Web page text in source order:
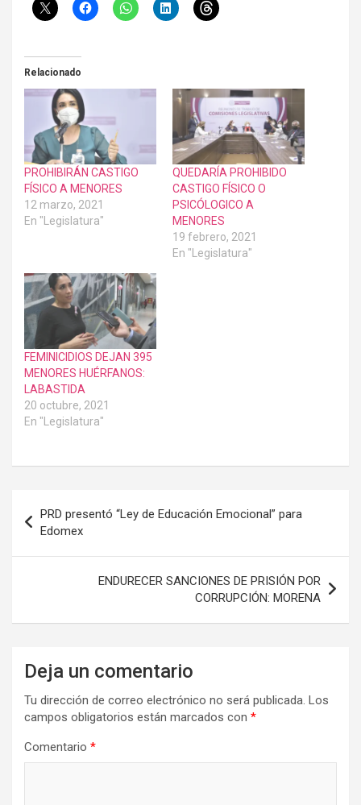
Relacionado
PROHIBIRÁN CASTIGO
FÍSICO A MENORES
12 marzo, 2021
En "Legislatura"
QUEDARÍA PROHIBIDO
CASTIGO FÍSICO O
PSICÓLOGICO A
MENORES
19 febrero, 2021
En "Legislatura"
FEMINICIDIOS DEJAN 395
MENORES HUÉRFANOS:
LABASTIDA
20 octubre, 2021
En "Legislatura"
de
entradas
PRD presentó “Ley de Educación Emocional” para
Edomex
ENDURECER SANCIONES DE PRISIÓN POR
CORRUPCIÓN: MORENA
Deja un comentario
Tu dirección de correo electrónico no será publicada. Los
campos obligatorios están marcados con *
Comentario *